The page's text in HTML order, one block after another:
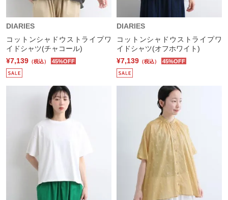
DIARIES
コットンシャドウストライプワ
イドシャツ(チャコール)
¥7,139 （税込） 45%OFF
DIARIES
コットンシャドウストライプワ
イドシャツ(オフホワイト)
¥7,139 （税込） 45%OFF